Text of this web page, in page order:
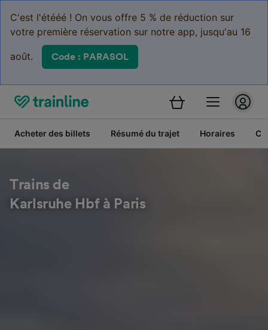
C'est l'étééé ! On vous offre 5 % de réduction sur
votre première réservation sur notre app, jusqu'au 16
août. Code : PARASOL
Acheter des billets Résumé du trajet Horaires
Trains de
Karlsruhe Hbf à Paris